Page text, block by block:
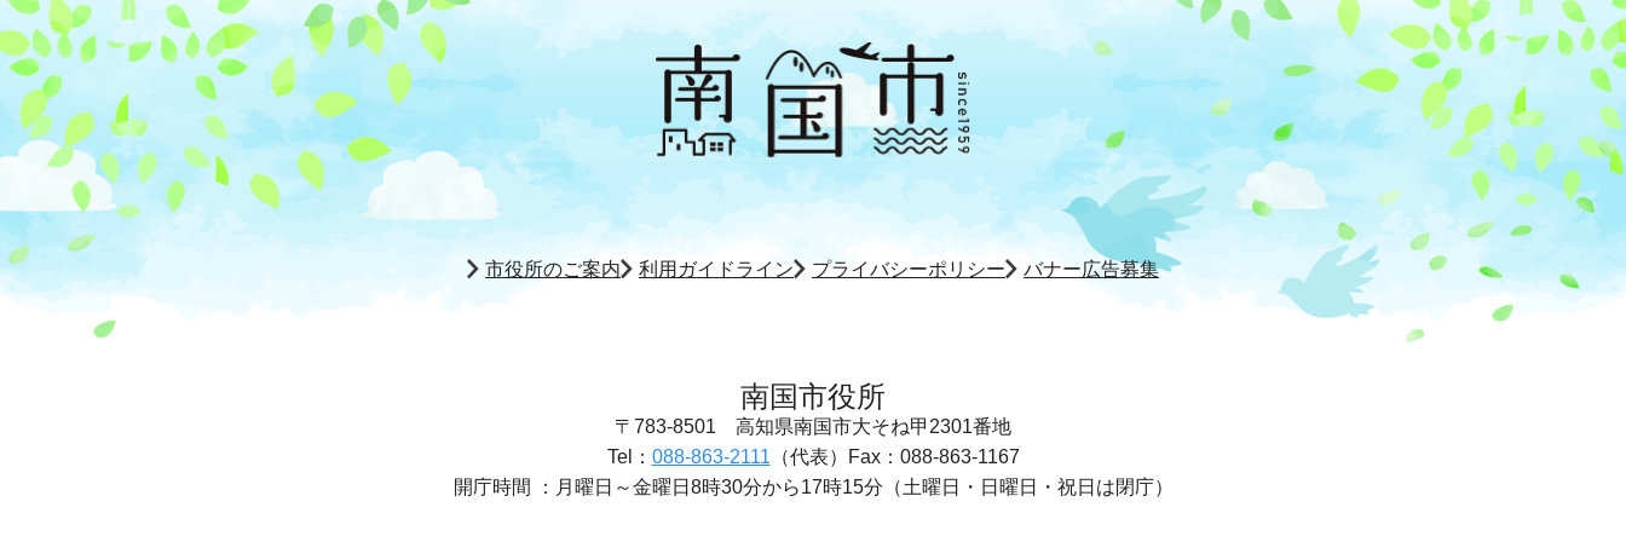
市役所のご案内 利用ガイドライン プライバシーポリシー バナー広告募集
南国市役所
〒783-8501 高知県南国市大そね甲2301番地
Tel： 088-863-2111 （代表）
Fax：088-863-1167
開庁時間 ： 月曜日～金曜日8時30分から17時15分 （土曜日・日曜日・祝日は閉庁）